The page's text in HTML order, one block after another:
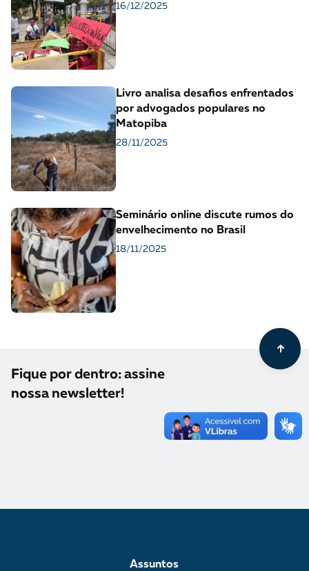
16/12/2025
Livro analisa desafios enfrentados
por advogados populares no
Matopiba
28/11/2025
Seminário online discute rumos do
envelhecimento no Brasil
18/11/2025
Fique por dentro: assine
nossa newsletter!
Assuntos